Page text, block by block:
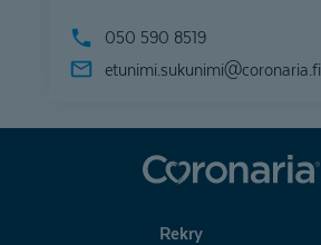
050 590 8519
etunimi.sukunimi@coronaria.fi
Coronaria
Rekry